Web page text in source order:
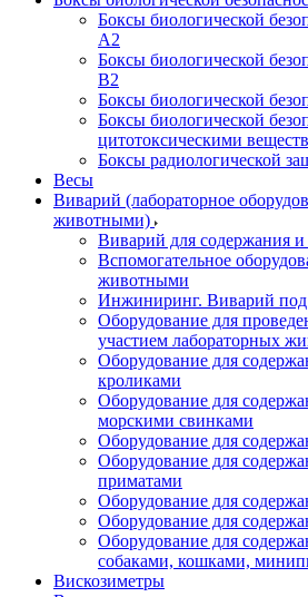
Боксы биологической
A2
Боксы биологической
B2
Боксы биологической
Боксы биологической
цитотоксическими
Боксы радиологической
Весы
Виварий (лабораторное
животными)
Виварий для содержания
Вспомогательное
животными
Инжиниринг. Виварий
Оборудование для
участием лабораторных
Оборудование для
кроликами
Оборудование для
морскими свинками
Оборудование для
Оборудование для
приматами
Оборудование для
Оборудование для
Оборудование для
собаками, кошками,
Вискозиметры